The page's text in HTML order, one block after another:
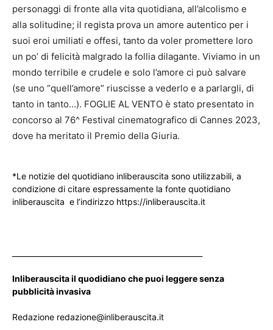
personaggi di fronte alla vita quotidiana, all’alcolismo e
alla solitudine; il regista prova un amore autentico per i
suoi eroi umiliati e offesi, tanto da voler promettere loro
un po’ di felicità malgrado la follia dilagante. Viviamo in un
mondo terribile e crudele e solo l’amore ci può salvare
(se uno “quell’amore” riuscisse a vederlo e a parlargli, di
tanto in tanto…). FOGLIE AL VENTO è stato presentato in
concorso al 76^ Festival cinematografico di Cannes 2023,
dove ha meritato il Premio della Giuria.
*Le notizie del quotidiano inliberauscita sono utilizzabili, a
condizione di citare espressamente la fonte quotidiano
inliberauscita e l’indirizzo https://inliberauscita.it
Inliberauscita il quodidiano che puoi leggere senza
pubblicità invasiva
Redazione redazione@inliberauscita.it